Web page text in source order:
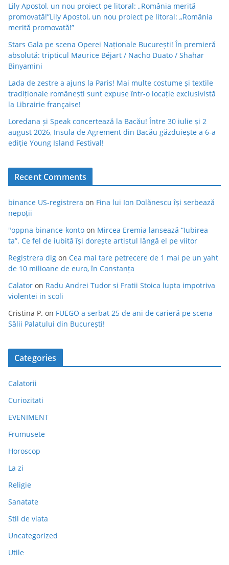
Lily Apostol, un nou proiect pe litoral: „România merită
promovată!”Lily Apostol, un nou proiect pe litoral: „România
merită promovată!”
Stars Gala pe scena Operei Naționale București! În premieră
absolută: tripticul Maurice Béjart / Nacho Duato / Shahar
Binyamini
Lada de zestre a ajuns la Paris! Mai multe costume și textile
tradiționale românești sunt expuse într-o locație exclusivistă
la Librairie française!
Loredana și Speak concertează la Bacău! Între 30 iulie și 2
august 2026, Insula de Agrement din Bacău găzduiește a 6-a
ediție Young Island Festival!
Recent Comments
binance US-registrera on Fina lui Ion Dolănescu își serbează
nepoții
"oppna binance-konto on Mircea Eremia lansează “Iubirea
ta”. Ce fel de iubită își dorește artistul lângă el pe viitor
Registrera dig on Cea mai tare petrecere de 1 mai pe un yaht
de 10 milioane de euro, în Constanța
Calator on Radu Andrei Tudor si Fratii Stoica lupta impotriva
violentei in scoli
Cristina P. on FUEGO a serbat 25 de ani de carieră pe scena
Sălii Palatului din București!
Categories
Calatorii
Curiozitati
EVENIMENT
Frumusete
Horoscop
La zi
Religie
Sanatate
Stil de viata
Uncategorized
Utile